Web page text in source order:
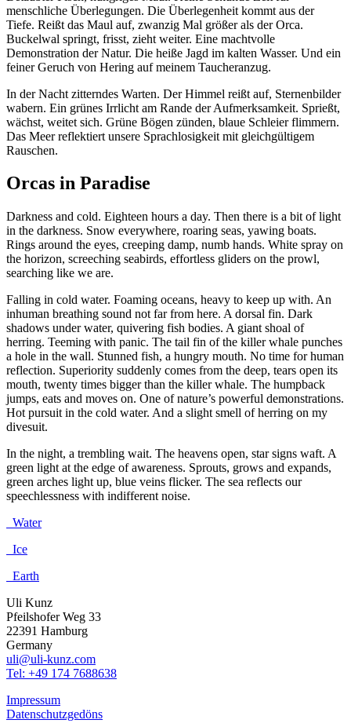
menschliche Überlegungen. Die Überlegenheit kommt aus der
Tiefe. Reißt das Maul auf, zwanzig Mal größer als der Orca.
Buckelwal springt, frisst, zieht weiter. Eine machtvolle
Demonstration der Natur. Die heiße Jagd im kalten Wasser. Und ein
feiner Geruch von Hering auf meinem Taucheranzug.
In der Nacht zitterndes Warten. Der Himmel reißt auf, Sternenbilder
wabern. Ein grünes Irrlicht am Rande der Aufmerksamkeit. Sprießt,
wächst, weitet sich. Grüne Bögen zünden, blaue Schleier flimmern.
Das Meer reflektiert unsere Sprachlosigkeit mit gleichgültigem
Rauschen.
Orcas in Paradise
Darkness and cold. Eighteen hours a day. Then there is a bit of light
in the darkness. Snow everywhere, roaring seas, yawing boats.
Rings around the eyes, creeping damp, numb hands. White spray on
the horizon, screeching seabirds, effortless gliders on the prowl,
searching like we are.
Falling in cold water. Foaming oceans, heavy to keep up with. An
inhuman breathing sound not far from here. A dorsal fin. Dark
shadows under water, quivering fish bodies. A giant shoal of
herring. Teeming with panic. The tail fin of the killer whale punches
a hole in the wall. Stunned fish, a hungry mouth. No time for human
reflection. Superiority suddenly comes from the deep, tears open its
mouth, twenty times bigger than the killer whale. The humpback
jumps, eats and moves on. One of nature’s powerful demonstrations.
Hot pursuit in the cold water. And a slight smell of herring on my
divesuit.
In the night, a trembling wait. The heavens open, star signs waft. A
green light at the edge of awareness. Sprouts, grows and expands,
green arches light up, blue veins flicker. The sea reflects our
speechlessness with indifferent noise.
Water
Ice
Earth
Uli Kunz
Pfeilshofer Weg 33
22391 Hamburg
Germany
uli@uli-kunz.com
Tel: +49 174 7688638
Impressum
Datenschutzgedöns